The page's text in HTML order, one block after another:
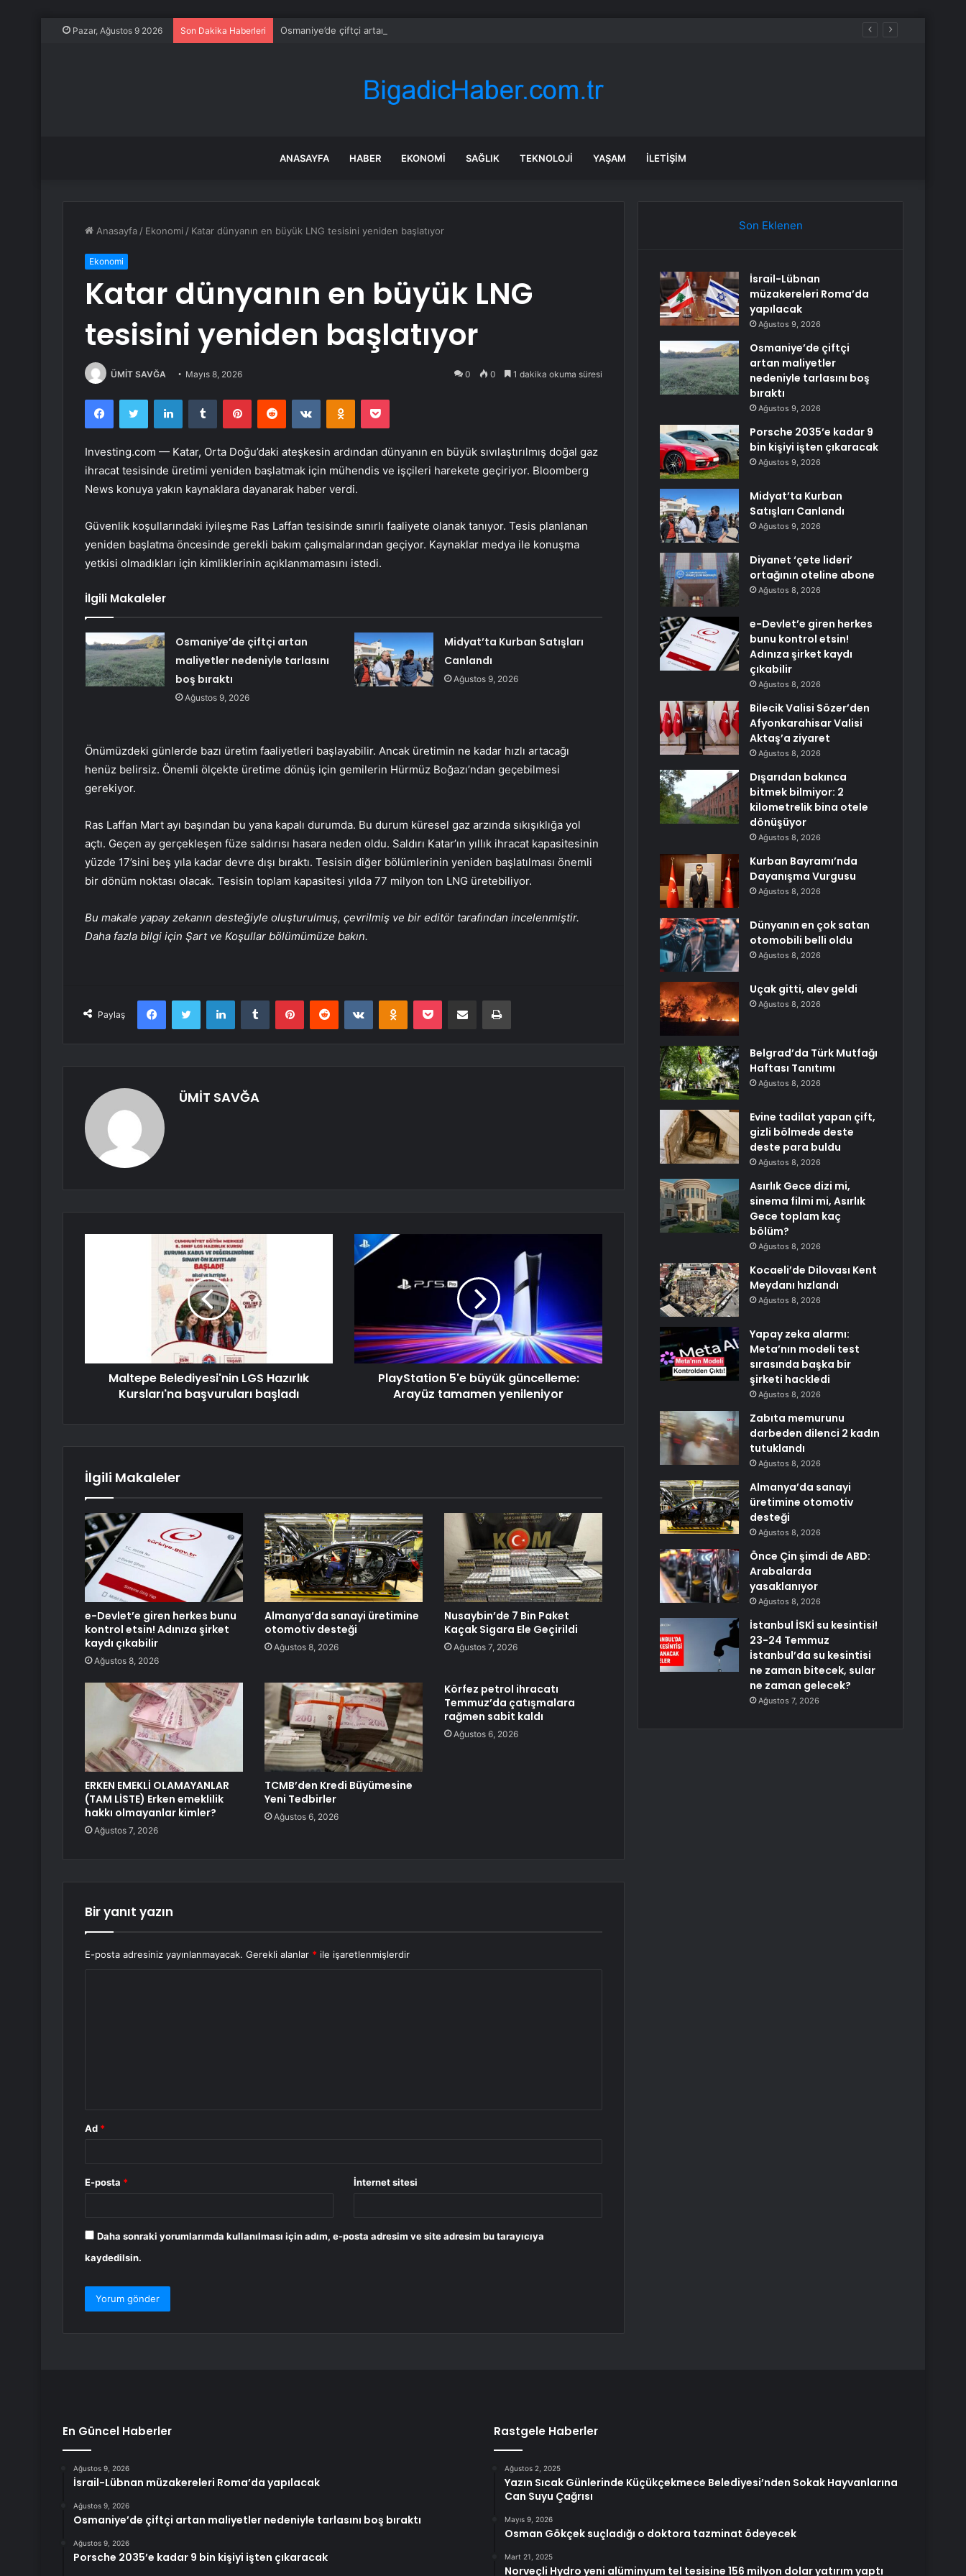
Pazar, Ağustos 9 2026 Son Dakika Haberleri Osmaniye’de çiftçi artan maliyetler nedeniyle tarlasını boş bıraktı
ANASAYFA HABER EKONOMI SAĞLIK TEKNOLOJI YAŞAM İLETIŞIM
Anasayfa / Ekonomi / Katar dünyanın en büyük LNG tesisini yeniden başlatıyor
Ekonomi
Katar dünyanın en büyük LNG
tesisini yeniden başlatıyor
ÜMİT SAVĞA Mayıs 8, 2026 0 0 1 dakika okuma süresi
FacebookTwitter LinkedInTumblr PinterestReddit VKontakteOdnoklassniki
Pocket
Investing.com — Katar, Orta Doğu’daki ateşkesin ardından dünyanın en büyük sıvılaştırılmış doğal gaz
ihracat tesisinde üretimi yeniden başlatmak için mühendis ve işçileri harekete geçiriyor. Bloomberg
News konuya yakın kaynaklara dayanarak haber verdi.
Güvenlik koşullarındaki iyileşme Ras Laffan tesisinde sınırlı faaliyete olanak tanıyor. Tesis planlanan
yeniden başlatma öncesinde gerekli bakım çalışmalarından geçiyor. Kaynaklar medya ile konuşma
yetkisi olmadıkları için kimliklerinin açıklanmamasını istedi.
İlgili Makaleler
Osmaniye’de çiftçi artan
maliyetler nedeniyle tarlasını
boş bıraktı
Ağustos 9, 2026
Midyat’ta Kurban Satışları
Canlandı
Ağustos 9, 2026
Önümüzdeki günlerde bazı üretim faaliyetleri başlayabilir. Ancak üretimin ne kadar hızlı artacağı
henüz belirsiz. Önemli ölçekte üretime dönüş için gemilerin Hürmüz Boğazı’ndan geçebilmesi
gerekiyor.
Ras Laffan Mart ayı başından bu yana kapalı durumda. Bu durum küresel gaz arzında sıkışıklığa yol
açtı. Geçen ay gerçekleşen füze saldırısı hasara neden oldu. Saldırı Katar’ın yıllık ihracat kapasitesinin
yüzde 17’sini beş yıla kadar devre dışı bıraktı. Tesisin diğer bölümlerinin yeniden başlatılması önemli
bir dönüm noktası olacak. Tesisin toplam kapasitesi yılda 77 milyon ton LNG üretebiliyor.
Bu makale yapay zekanın desteğiyle oluşturulmuş, çevrilmiş ve bir editör tarafından incelenmiştir.
Daha fazla bilgi için Şart ve Koşullar bölümümüze bakın.
Paylaş
FacebookTwitter LinkedInTumblr PinterestReddit VKontakteOdnoklassniki
Pocket E-Posta ile paylaş Yazdır
ÜMİT SAVĞA
Maltepe Belediyesi'nin LGS Hazırlık
Kursları'na başvuruları başladı
PlayStation 5'e büyük güncelleme:
Arayüz tamamen yenileniyor
İlgili Makaleler
e-Devlet’e giren herkes bunu
kontrol etsin! Adınıza şirket
kaydı çıkabilir
Ağustos 8, 2026
Almanya’da sanayi üretimine
otomotiv desteği
Ağustos 8, 2026
Nusaybin’de 7 Bin Paket
Kaçak Sigara Ele Geçirildi
Ağustos 7, 2026
ERKEN EMEKLİ OLAMAYANLAR
(TAM LİSTE) Erken emeklilik
hakkı olmayanlar kimler?
Ağustos 7, 2026
TCMB’den Kredi Büyümesine
Yeni Tedbirler
Ağustos 6, 2026
Körfez petrol ihracatı
Temmuz’da çatışmalara
rağmen sabit kaldı
Ağustos 6, 2026
Bir yanıt yazın
E-posta adresiniz yayınlanmayacak. Gerekli alanlar * ile işaretlenmişlerdir
Ad *
E-posta * İnternet sitesi
Daha sonraki yorumlarımda kullanılması için adım, e-posta adresim ve site adresim bu tarayıcıya
kaydedilsin.
Son Eklenen
İsrail-Lübnan
müzakereleri Roma’da
yapılacak
Ağustos 9, 2026
Osmaniye’de çiftçi
artan maliyetler
nedeniyle tarlasını boş
bıraktı
Ağustos 9, 2026
Porsche 2035’e kadar 9
bin kişiyi işten çıkaracak
Ağustos 9, 2026
Midyat’ta Kurban
Satışları Canlandı
Ağustos 9, 2026
Diyanet ‘çete lideri’
ortağının oteline abone
Ağustos 8, 2026
e-Devlet’e giren herkes
bunu kontrol etsin!
Adınıza şirket kaydı
çıkabilir
Ağustos 8, 2026
Bilecik Valisi Sözer’den
Afyonkarahisar Valisi
Aktaş’a ziyaret
Ağustos 8, 2026
Dışarıdan bakınca
bitmek bilmiyor: 2
kilometrelik bina otele
dönüşüyor
Ağustos 8, 2026
Kurban Bayramı’nda
Dayanışma Vurgusu
Ağustos 8, 2026
Dünyanın en çok satan
otomobili belli oldu
Ağustos 8, 2026
Uçak gitti, alev geldi
Ağustos 8, 2026
Belgrad’da Türk Mutfağı
Haftası Tanıtımı
Ağustos 8, 2026
Evine tadilat yapan çift,
gizli bölmede deste
deste para buldu
Ağustos 8, 2026
Asırlık Gece dizi mi,
sinema filmi mi, Asırlık
Gece toplam kaç
bölüm?
Ağustos 8, 2026
Kocaeli’de Dilovası Kent
Meydanı hızlandı
Ağustos 8, 2026
Yapay zeka alarmı:
Meta’nın modeli test
sırasında başka bir
şirketi hackledi
Ağustos 8, 2026
Zabıta memurunu
darbeden dilenci 2 kadın
tutuklandı
Ağustos 8, 2026
Almanya’da sanayi
üretimine otomotiv
desteği
Ağustos 8, 2026
Önce Çin şimdi de ABD:
Arabalarda
yasaklanıyor
Ağustos 8, 2026
İstanbul İSKİ su kesintisi!
23-24 Temmuz
İstanbul’da su kesintisi
ne zaman bitecek, sular
ne zaman gelecek?
Ağustos 7, 2026
En Güncel Haberler
Ağustos 9, 2026
İsrail-Lübnan müzakereleri Roma’da yapılacak
Ağustos 9, 2026
Osmaniye’de çiftçi artan maliyetler nedeniyle tarlasını boş bıraktı
Ağustos 9, 2026
Porsche 2035’e kadar 9 bin kişiyi işten çıkaracak
Rastgele Haberler
Ağustos 2, 2025
Yazın Sıcak Günlerinde Küçükçekmece Belediyesi’nden Sokak Hayvanlarına
Can Suyu Çağrısı
Mayıs 9, 2026
Osman Gökçek suçladığı o doktora tazminat ödeyecek
Mart 21, 2025
Norveçli Hydro yeni alüminyum tel tesisine 156 milyon dolar yatırım yaptı